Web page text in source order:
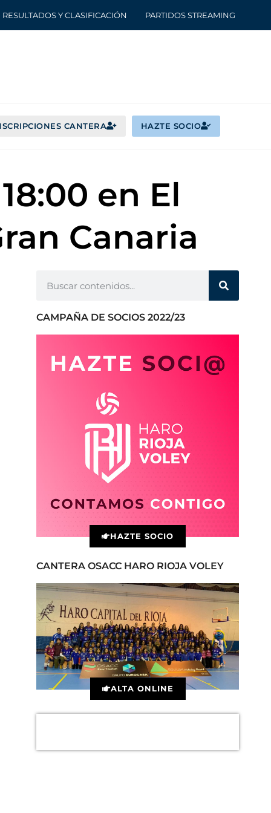
RESULTADOS Y CLASIFICACIÓN PARTIDOS STREAMING
CANTERA HAZTE SOCIO
en El
Canaria
CAMPAÑA DE SOCIOS 2022/23
HAZTE SOCIO
CANTERA OSACC HARO RIOJA VOLEY
ALTA ONLINE